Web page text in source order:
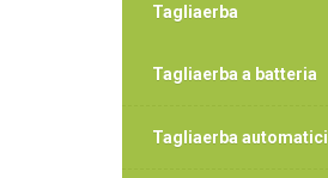
Tagliaerba
Tagliaerba a batteria
Tagliaerba automatici